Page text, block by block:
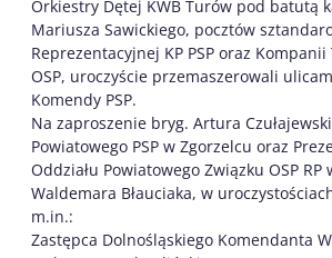
Orkiestry Dętej KWB Turów pod batutą
Mariusza Sawickiego, pocztów
Reprezentacyjnej KP PSP oraz Kompanii
OSP, uroczyście przemaszerowali
Komendy PSP.
Na zaproszenie bryg. Artura
Powiatowego PSP w Zgorzelcu oraz
Oddziału Powiatowego Związku OSP
Waldemara Błauciaka, w
m.in.:
Zastępca Dolnośląskiego Komendanta